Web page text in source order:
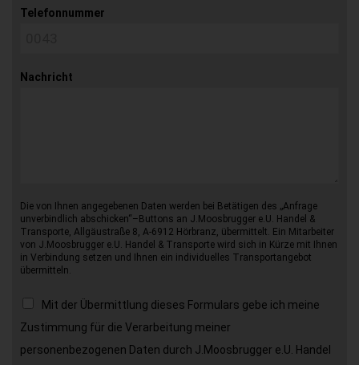
Telefonnummer
Nachricht
Die von Ihnen angegebenen Daten werden bei Betätigen des „Anfrage
unverbindlich abschicken“–Buttons an J.Moosbrugger e.U. Handel &
Transporte, Allgäustraße 8, A-6912 Hörbranz, übermittelt. Ein Mitarbeiter
von J.Moosbrugger e.U. Handel & Transporte wird sich in Kürze mit Ihnen
in Verbindung setzen und Ihnen ein individuelles Transportangebot
übermitteln.
Mit der Übermittlung dieses Formulars gebe ich meine
Zustimmung für die Verarbeitung meiner
personenbezogenen Daten durch J.Moosbrugger e.U. Handel